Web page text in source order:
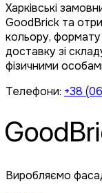
Харківські
GoodBrick та
кольору, формату
доставку зі
фізичними
Телефони: +38
Виробляємо